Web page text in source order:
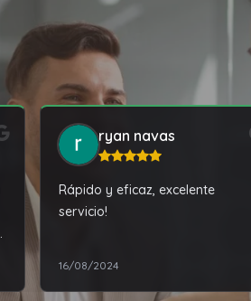
ryan navas
Rápido y eficaz, excelente
servicio!
16/08/2024